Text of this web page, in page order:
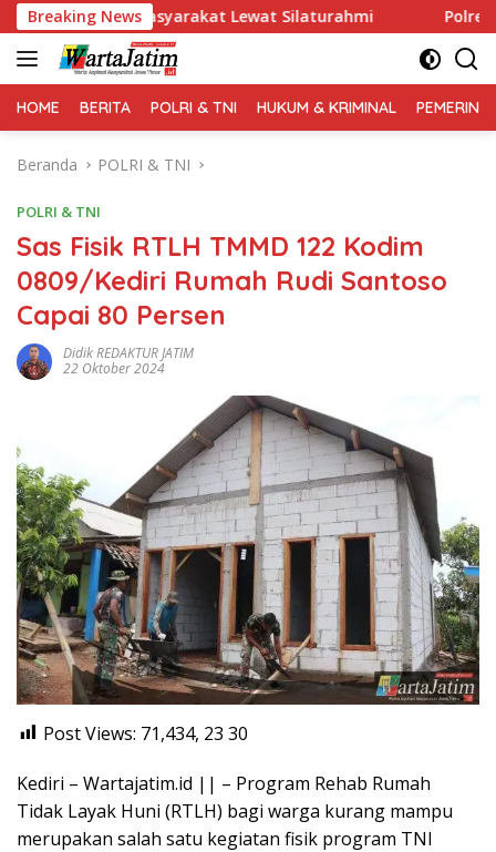
Langsung
ke
konten
Breaking News
Masyarakat Lewat Silaturahmi Polres Gresik
HOME BERITA POLRI & TNI HUKUM & KRIMINAL
Beranda POLRI & TNI
POLRI & TNI
Sas Fisik RTLH TMMD 122 Kodim
0809/Kediri Rumah Rudi Santoso
Capai 80 Persen
Didik REDAKTUR JATIM
22 Oktober 2024
Post Views: 71,434, 23 30
Kediri – Wartajatim.id || – Program Rehab Rumah
Tidak Layak Huni (RTLH) bagi warga kurang mampu
merupakan salah satu kegiatan fisik program TNI